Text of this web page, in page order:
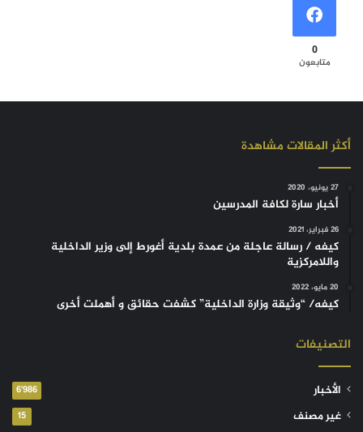
0
متابعون
أكثر المقالات مشاهدة
27 يونيو، 2020
أخبار سارة لكافة المدرسين
26 فبراير، 2021
كيفه / رسالة عاجلة من عمدة بلدية أغورط إلى وزير الداخلية
واللامركزية
20 مايو، 2022
كيفه/ “وثيقة وزارة الداخلية” كشفت حقائق و أهملت أخرى
التصنيفات
الأخبار 6٬986
غير مصنف 15